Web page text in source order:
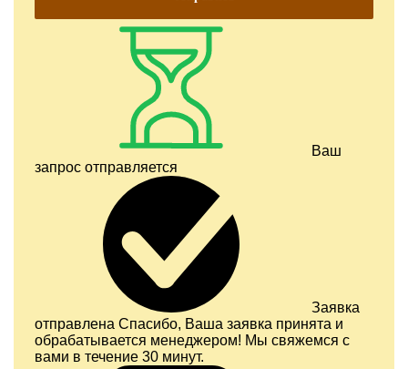
Ваш
запрос отправляется
Заявка
отправлена Спасибо, Ваша заявка принята и
обрабатывается менеджером! Мы свяжемся с
вами в течение 30 минут.